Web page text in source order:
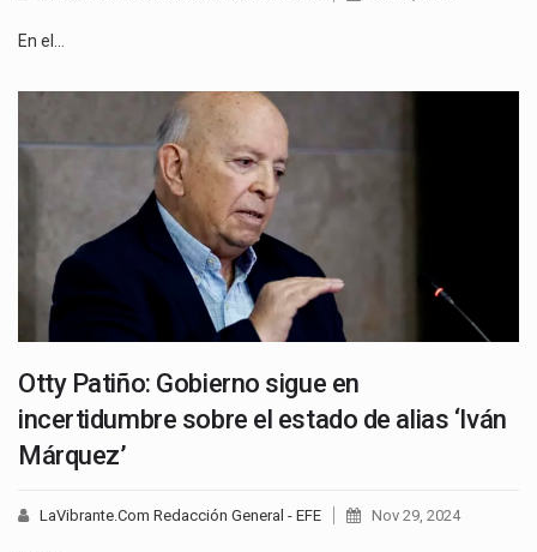
En el…
Otty Patiño: Gobierno sigue en
incertidumbre sobre el estado de alias ‘Iván
Márquez’
LaVibrante.Com Redacción General - EFE Nov 29, 2024